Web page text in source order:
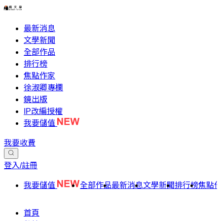
最新消息
文學新聞
全部作品
排行榜
焦點作家
徐淑卿專欄
鏡出版
IP改編授權
我要儲值
我要收費
登入/註冊
我要儲值 全部作品最新消息文學新聞排行榜焦點
首頁